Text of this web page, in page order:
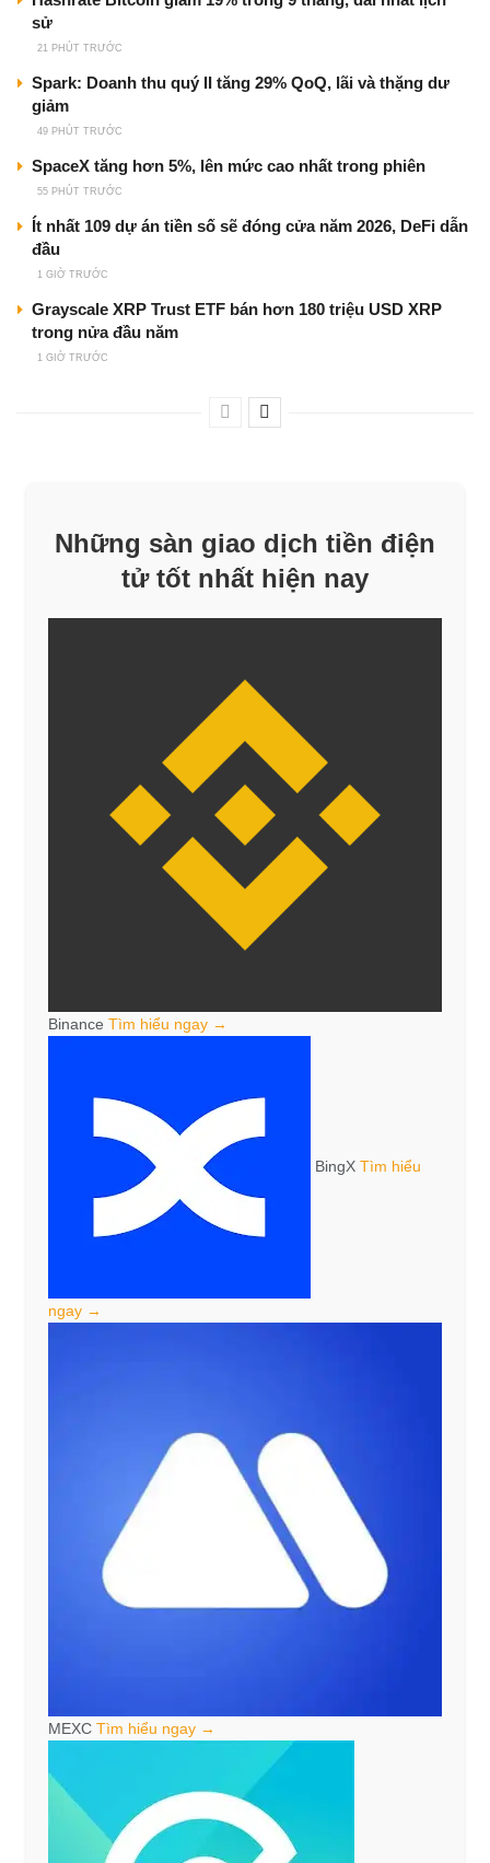
sử
21 PHÚT TRƯỚC
Spark: Doanh thu quý II tăng 29% QoQ, lãi và thặng dư
giảm
49 PHÚT TRƯỚC
SpaceX tăng hơn 5%, lên mức cao nhất trong phiên
55 PHÚT TRƯỚC
Ít nhất 109 dự án tiền số sẽ đóng cửa năm 2026, DeFi dẫn
đầu
1 GIỜ TRƯỚC
Grayscale XRP Trust ETF bán hơn 180 triệu USD XRP
trong nửa đầu năm
1 GIỜ TRƯỚC
Những sàn giao dịch tiền điện
tử tốt nhất hiện nay
Binance Tìm hiểu ngay →
BingX Tìm hiểu
ngay →
MEXC Tìm hiểu ngay →